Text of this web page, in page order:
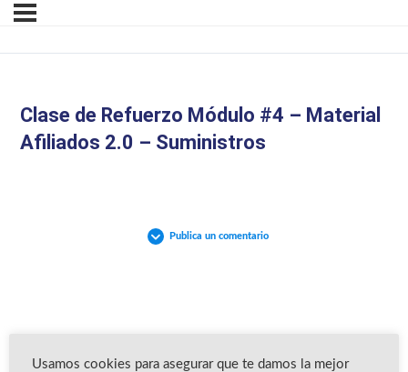
Clase de Refuerzo Módulo #4 – Material
Afiliados 2.0 – Suministros
Publica un comentario
Usamos cookies para asegurar que te damos la mejor